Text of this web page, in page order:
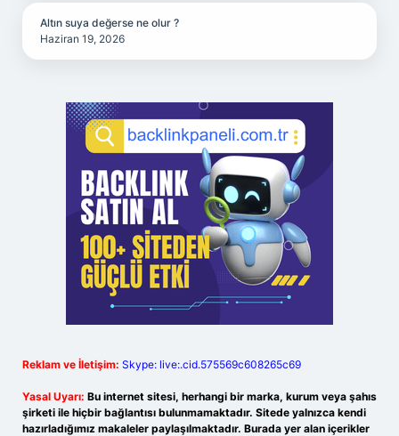
Altın suya değerse ne olur ?
Haziran 19, 2026
Reklam ve İletişim: Skype: live:.cid.575569c608265c69
Yasal Uyarı: Bu internet sitesi, herhangi bir marka, kurum veya şahıs
şirketi ile hiçbir bağlantısı bulunmamaktadır. Sitede yalnızca kendi
hazırladığımız makaleler paylaşılmaktadır. Burada yer alan içerikler